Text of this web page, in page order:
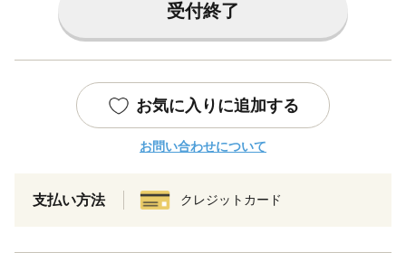
受付終了
お気に入りに追加する
お問い合わせについて
支払い方法 クレジットカード